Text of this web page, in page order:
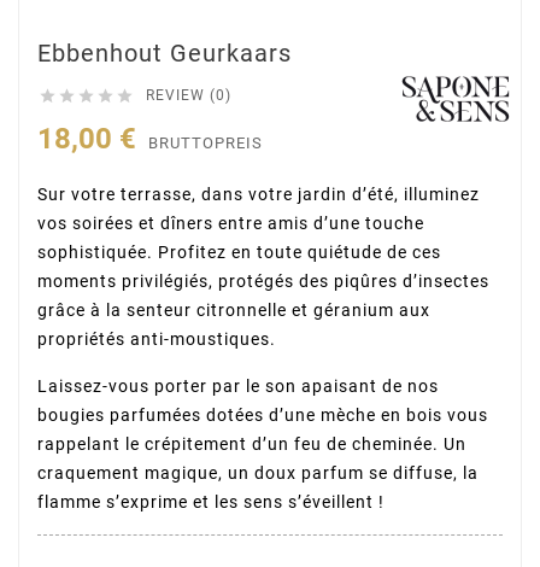
Ebbenhout Geurkaars
     REVIEW (0)
18,00 € BRUTTOPREIS
Sur votre terrasse, dans votre jardin d’été, illuminez
vos soirées et dîners entre amis d’une touche
sophistiquée. Profitez en toute quiétude de ces
moments privilégiés, protégés des piqûres d’insectes
grâce à la senteur citronnelle et géranium aux
propriétés anti-moustiques.
Laissez-vous porter par le son apaisant de nos
bougies parfumées dotées d’une mèche en bois vous
rappelant le crépitement d’un feu de cheminée. Un
craquement magique, un doux parfum se diffuse, la
flamme s’exprime et les sens s’éveillent !